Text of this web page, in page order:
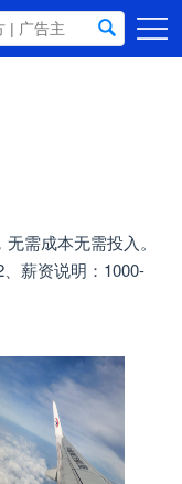
需成本无需投入。
薪资说明：1000-